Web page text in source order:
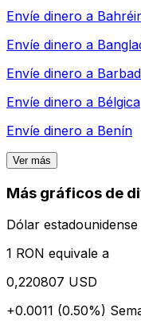
Envíe dinero a
Envíe dinero a
Envíe dinero a
Envíe dinero a Bélgica
Envíe dinero a Benín
Ver más
Más gráficos de
Dólar estadounidense
1 RON equivale a
0,220807 USD
+0.0011 (0.50%)